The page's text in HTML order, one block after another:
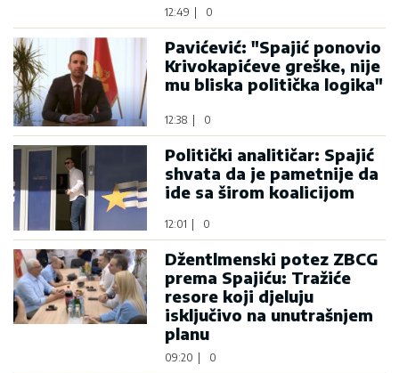
12:49 0
Pavićević: "Spajić ponovio
Krivokapićeve greške, nije
mu bliska politička logika"
12:38 0
Politički analitičar: Spajić
shvata da je pametnije da
ide sa širom koalicijom
12:01 0
Džentlmenski potez ZBCG
prema Spajiću: Tražiće
resore koji djeluju
isključivo na unutrašnjem
planu
09:20 0